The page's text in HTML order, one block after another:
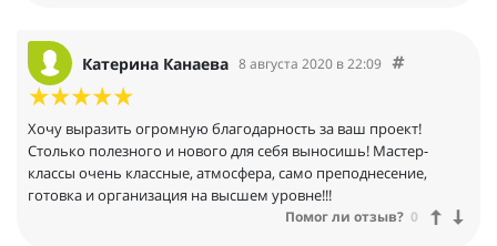
Катерина Канаева 8 августа 2020 в 22:09
Хочу выразить огромную благодарность за ваш проект!
Столько полезного и нового для себя выносишь! Мастер-
классы очень классные, атмосфера, само преподнесение,
готовка и организация на высшем уровне!!!
Помог ли отзыв? 0